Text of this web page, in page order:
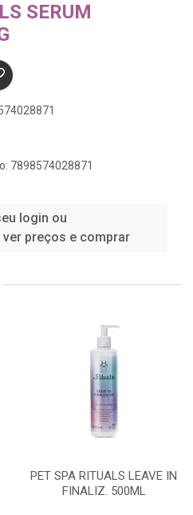
SERUM
7898574028871
login ou
preços e comprar
PET SPA RITUALS LEAVE IN
FINALIZ. 500ML